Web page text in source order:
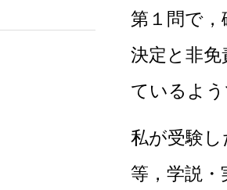
第１問で
決定と非
ているよ
私が受験
等，学説